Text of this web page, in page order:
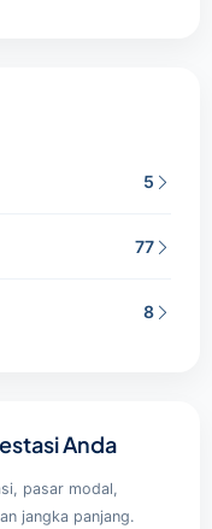
5
77
8
Anda
pasar modal,
jangka panjang.